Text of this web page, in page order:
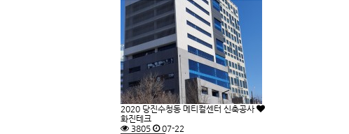
2020 당진수청동 메티컬센터 신축공사
화진테크
3805
07-22